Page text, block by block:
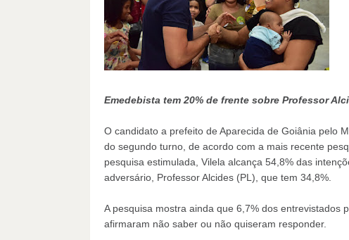
Emedebista tem 20% de frente sobre Professor
O candidato a prefeito de Aparecida de Goiânia pelo
do segundo turno, de acordo com a mais recente
pesquisa estimulada, Vilela alcança 54,8% das
adversário, Professor Alcides (PL), que tem 34,8%.
A pesquisa mostra ainda que 6,7% dos entrevistados
afirmaram não saber ou não quiseram responder.